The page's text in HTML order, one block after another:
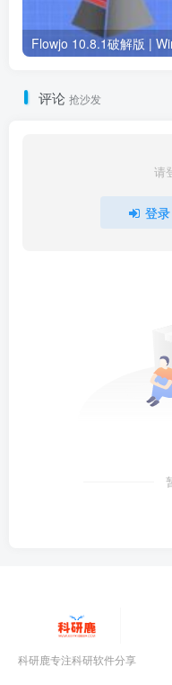
评论 抢沙发
请
登录
科研鹿专注科研软件分享